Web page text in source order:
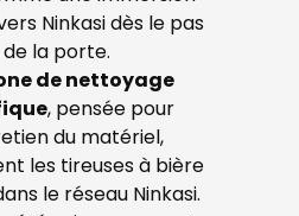
Ninkasi dès le pas
de la porte.
de nettoyage
, pensée pour
du matériel,
les tireuses à bière
le réseau Ninkasi.